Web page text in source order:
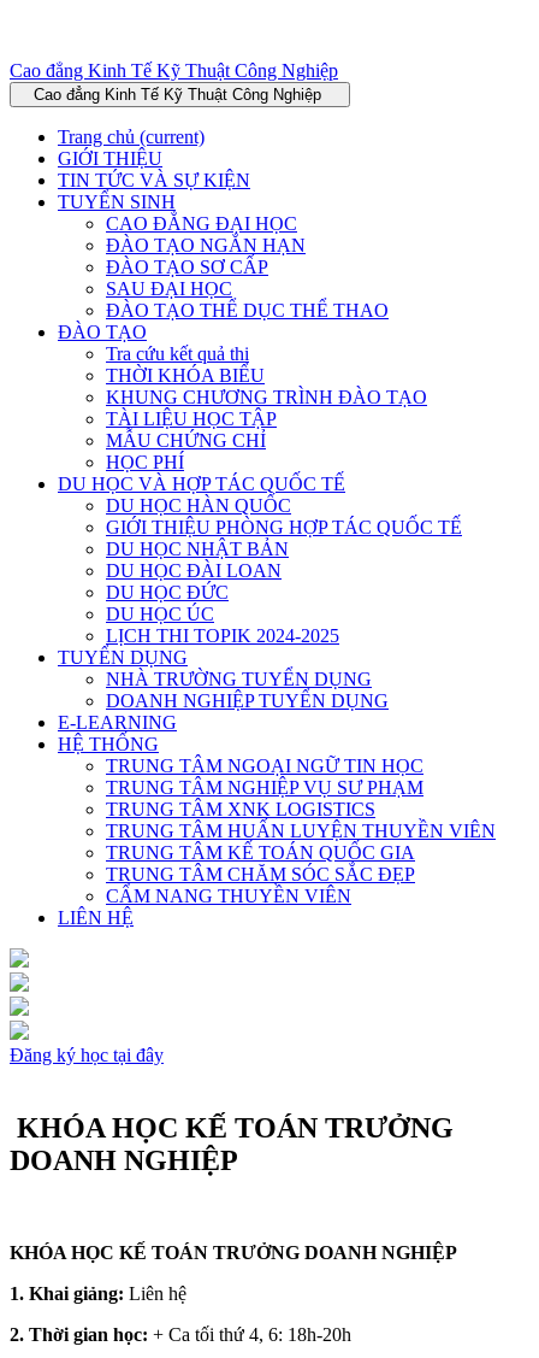
Cao đẳng Kinh Tế Kỹ Thuật Công Nghiệp
Cao đẳng Kinh Tế Kỹ Thuật Công Nghiệp
Trang chủ (current)
GIỚI THIỆU
TIN TỨC VÀ SỰ KIỆN
TUYỂN SINH
CAO ĐẲNG ĐẠI HỌC
ĐÀO TẠO NGẮN HẠN
ĐÀO TẠO SƠ CẤP
SAU ĐẠI HỌC
ĐÀO TẠO THỂ DỤC THỂ THAO
ĐÀO TẠO
Tra cứu kết quả thi
THỜI KHÓA BIỂU
KHUNG CHƯƠNG TRÌNH ĐÀO TẠO
TÀI LIỆU HỌC TẬP
MẪU CHỨNG CHỈ
HỌC PHÍ
DU HỌC VÀ HỢP TÁC QUỐC TẾ
DU HỌC HÀN QUỐC
GIỚI THIỆU PHÒNG HỢP TÁC QUỐC TẾ
DU HỌC NHẬT BẢN
DU HỌC ĐÀI LOAN
DU HỌC ĐỨC
DU HỌC ÚC
LỊCH THI TOPIK 2024-2025
TUYỂN DỤNG
NHÀ TRƯỜNG TUYỂN DỤNG
DOANH NGHIỆP TUYỂN DỤNG
E-LEARNING
HỆ THỐNG
TRUNG TÂM NGOẠI NGỮ TIN HỌC
TRUNG TÂM NGHIỆP VỤ SƯ PHẠM
TRUNG TÂM XNK LOGISTICS
TRUNG TÂM HUẤN LUYỆN THUYỀN VIÊN
TRUNG TÂM KẾ TOÁN QUỐC GIA
TRUNG TÂM CHĂM SÓC SẮC ĐẸP
CẨM NANG THUYỀN VIÊN
LIÊN HỆ
Đăng ký học tại đây
KHÓA HỌC KẾ TOÁN TRƯỞNG
DOANH NGHIỆP
KHÓA HỌC KẾ TOÁN TRƯỞNG DOANH NGHIỆP
1. Khai giảng: Liên hệ
2. Thời gian học: + Ca tối thứ 4, 6: 18h-20h